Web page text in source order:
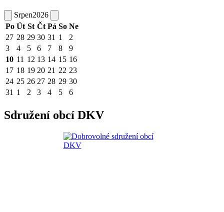
Srpen2026
Po Út St Čt Pá So Ne
27 28 29 30 31 1
2
3
4 5 6 7 8
9
10 11 12 13 14 15 16
17 18 19 20 21 22 23
24 25 26 27 28 29 30
31 1 2 3 4 5 6
Sdružení obcí DKV